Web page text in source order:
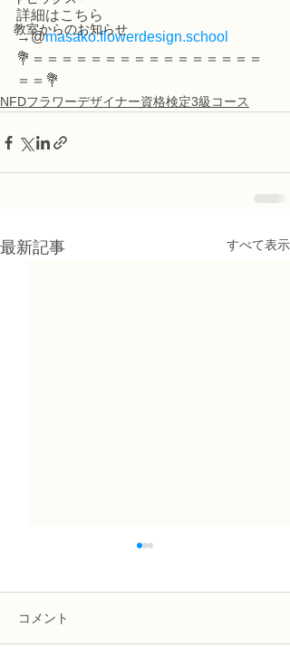
教室からのお知らせ
詳細はこちら
→@masako.flowerdesign.school
💐＝＝＝＝＝＝＝＝＝＝＝＝＝＝＝＝
＝＝💐
NFDフラワーデザイナー資格検定3級コース
最新記事 すべて表示
コメント